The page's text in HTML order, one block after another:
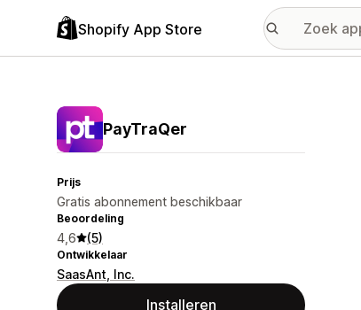
Shopify App Store
PayTraQer
Prijs
Gratis abonnement beschikbaar
Beoordeling
4,6 (5)
Ontwikkelaar
SaasAnt, Inc.
Installeren